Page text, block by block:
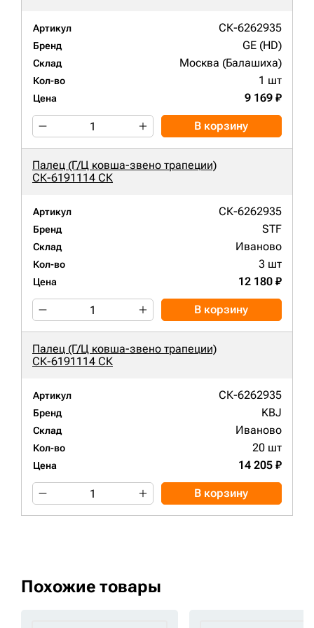
Артикул СК-6262935
Бренд GE (HD)
Склад Москва (Балашиха)
Кол-во 1 шт
Цена 9 169 ₽
В корзину
Палец (Г/Ц ковша-звено трапеции)
СК-6191114 СК
Артикул СК-6262935
Бренд STF
Склад Иваново
Кол-во 3 шт
Цена 12 180 ₽
В корзину
Палец (Г/Ц ковша-звено трапеции)
СК-6191114 СК
Артикул СК-6262935
Бренд KBJ
Склад Иваново
Кол-во 20 шт
Цена 14 205 ₽
В корзину
Похожие товары